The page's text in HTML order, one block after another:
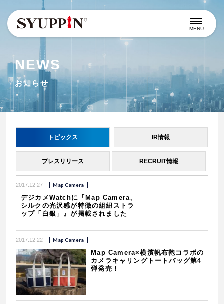
MENU
NEWS
お知らせ
トピックス IR情報
プレスリリース RECRUIT情報
2017.12.27 Map Camera
デジカメWatchに『Map Camera、
シルクの光沢感が特徴の組紐ストラ
ップ「白銀」』が掲載されました
2017.12.22 Map Camera
Map Camera×横濱帆布鞄コラボの
カメラキャリングトートバッグ第4
弾発売！